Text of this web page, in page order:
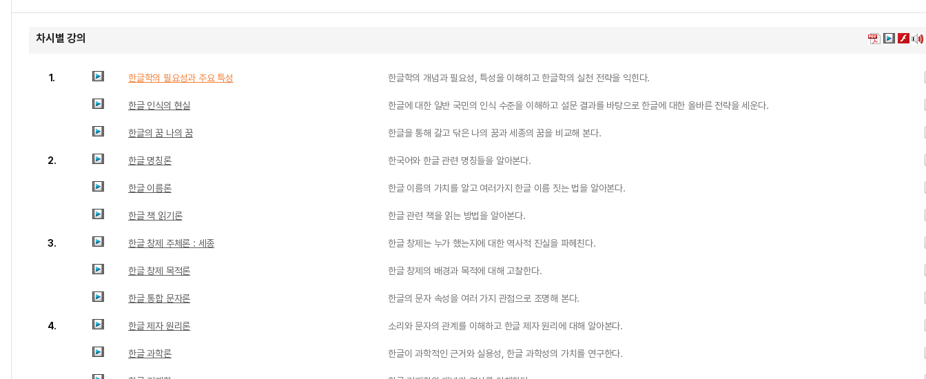
차시별 강의
1. 한글학의 필요성과 주요 특성 한글학의 개념과 필요성, 특성을 이해히고 한글학의 실천 전략을 익힌다.
한글 인식의 현실 한글에 대한 일반 국민의 인식 수준을 이해하고 설문 결과를 바탕으로 한글에 대한 올바른 전략을 세운다.
한글의 꿈 나의 꿈 한글을 통해 갈고 닦은 나의 꿈과 세종의 꿈을 비교해 본다.
2. 한글 명칭론 한국어와 한글 관련 명칭들을 알아본다.
한글 이름론 한글 이름의 가치를 알고 여러가지 한글 이름 짓는 법을 알아본다.
한글 책 읽기론 한글 관련 책을 읽는 방법을 알아본다.
3. 한글 창제 주체론 : 세종 한글 창제는 누가 했는지에 대한 역사적 진실을 파헤친다.
한글 창제 목적론 한글 창제의 배경과 목적에 대해 고찰한다.
한글 통합 문자론 한글의 문자 속성을 여러 가지 관점으로 조명해 본다.
4. 한글 제자 원리론 소리와 문자의 관계를 이해하고 한글 제자 원리에 대해 알아본다.
한글 과학론 한글이 과학적인 근거와 실용성, 한글 과학성의 가치를 연구한다.